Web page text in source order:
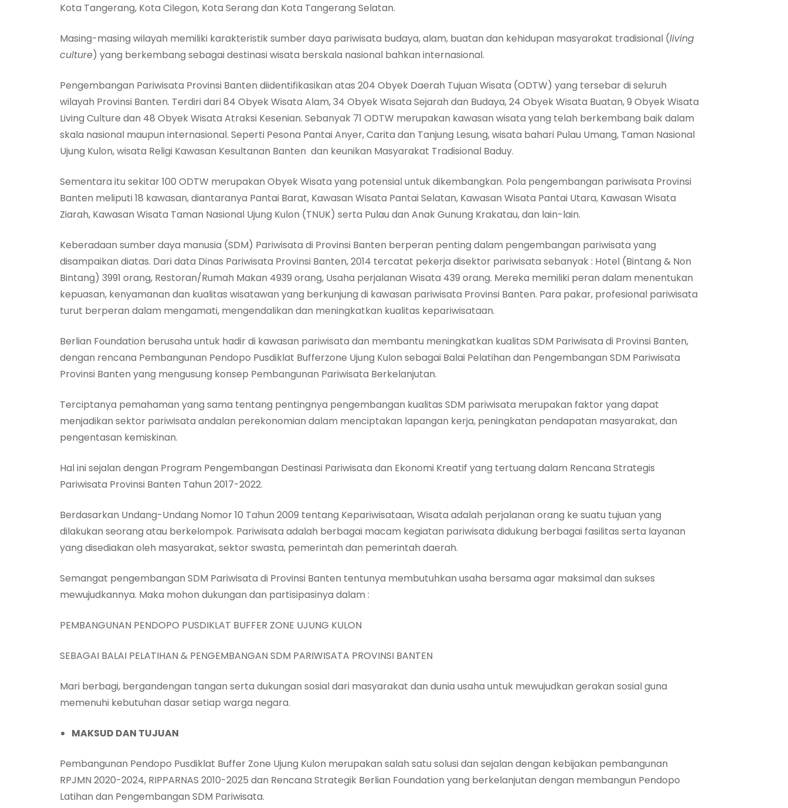
Kota Tangerang, Kota Cilegon, Kota Serang dan Kota Tangerang Selatan.
Masing-masing wilayah memiliki karakteristik sumber daya pariwisata budaya, alam, buatan dan kehidupan masyarakat tradisional (living
culture) yang berkembang sebagai destinasi wisata berskala nasional bahkan internasional.
Pengembangan Pariwisata Provinsi Banten diidentifikasikan atas 204 Obyek Daerah Tujuan Wisata (ODTW) yang tersebar di seluruh
wilayah Provinsi Banten. Terdiri dari 84 Obyek Wisata Alam, 34 Obyek Wisata Sejarah dan Budaya, 24 Obyek Wisata Buatan, 9 Obyek Wisata
Living Culture dan 48 Obyek Wisata Atraksi Kesenian. Sebanyak 71 ODTW merupakan kawasan wisata yang telah berkembang baik dalam
skala nasional maupun internasional. Seperti Pesona Pantai Anyer, Carita dan Tanjung Lesung, wisata bahari Pulau Umang, Taman Nasional
Ujung Kulon, wisata Religi Kawasan Kesultanan Banten dan keunikan Masyarakat Tradisional Baduy.
Sementara itu sekitar 100 ODTW merupakan Obyek Wisata yang potensial untuk dikembangkan. Pola pengembangan pariwisata Provinsi
Banten meliputi 18 kawasan, diantaranya Pantai Barat, Kawasan Wisata Pantai Selatan, Kawasan Wisata Pantai Utara, Kawasan Wisata
Ziarah, Kawasan Wisata Taman Nasional Ujung Kulon (TNUK) serta Pulau dan Anak Gunung Krakatau, dan lain-lain.
Keberadaan sumber daya manusia (SDM) Pariwisata di Provinsi Banten berperan penting dalam pengembangan pariwisata yang
disampaikan diatas. Dari data Dinas Pariwisata Provinsi Banten, 2014 tercatat pekerja disektor pariwisata sebanyak : Hotel (Bintang & Non
Bintang) 3991 orang, Restoran/Rumah Makan 4939 orang, Usaha perjalanan Wisata 439 orang. Mereka memiliki peran dalam menentukan
kepuasan, kenyamanan dan kualitas wisatawan yang berkunjung di kawasan pariwisata Provinsi Banten. Para pakar, profesional pariwisata
turut berperan dalam mengamati, mengendalikan dan meningkatkan kualitas kepariwisataan.
Berlian Foundation berusaha untuk hadir di kawasan pariwisata dan membantu meningkatkan kualitas SDM Pariwisata di Provinsi Banten,
dengan rencana Pembangunan Pendopo Pusdiklat Bufferzone Ujung Kulon sebagai Balai Pelatihan dan Pengembangan SDM Pariwisata
Provinsi Banten yang mengusung konsep Pembangunan Pariwisata Berkelanjutan.
Terciptanya pemahaman yang sama tentang pentingnya pengembangan kualitas SDM pariwisata merupakan faktor yang dapat
menjadikan sektor pariwisata andalan perekonomian dalam menciptakan lapangan kerja, peningkatan pendapatan masyarakat, dan
pengentasan kemiskinan.
Hal ini sejalan dengan Program Pengembangan Destinasi Pariwisata dan Ekonomi Kreatif yang tertuang dalam Rencana Strategis
Pariwisata Provinsi Banten Tahun 2017-2022.
Berdasarkan Undang-Undang Nomor 10 Tahun 2009 tentang Kepariwisataan, Wisata adalah perjalanan orang ke suatu tujuan yang
dilakukan seorang atau berkelompok. Pariwisata adalah berbagai macam kegiatan pariwisata didukung berbagai fasilitas serta layanan
yang disediakan oleh masyarakat, sektor swasta, pemerintah dan pemerintah daerah.
Semangat pengembangan SDM Pariwisata di Provinsi Banten tentunya membutuhkan usaha bersama agar maksimal dan sukses
mewujudkannya. Maka mohon dukungan dan partisipasinya dalam :
PEMBANGUNAN PENDOPO PUSDIKLAT BUFFER ZONE UJUNG KULON
SEBAGAI BALAI PELATIHAN & PENGEMBANGAN SDM PARIWISATA PROVINSI BANTEN
Mari berbagi, bergandengan tangan serta dukungan sosial dari masyarakat dan dunia usaha untuk mewujudkan gerakan sosial guna
memenuhi kebutuhan dasar setiap warga negara.
MAKSUD DAN TUJUAN
Pembangunan Pendopo Pusdiklat Buffer Zone Ujung Kulon merupakan salah satu solusi dan sejalan dengan kebijakan pembangunan
RPJMN 2020-2024, RIPPARNAS 2010-2025 dan Rencana Strategik Berlian Foundation yang berkelanjutan dengan membangun Pendopo
Latihan dan Pengembangan SDM Pariwisata.